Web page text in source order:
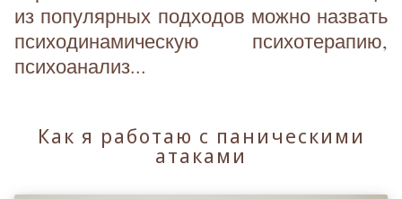
из популярных подходов можно назвать
психодинамическую психотерапию,
психоанализ...
Как я работаю с паническими
атаками